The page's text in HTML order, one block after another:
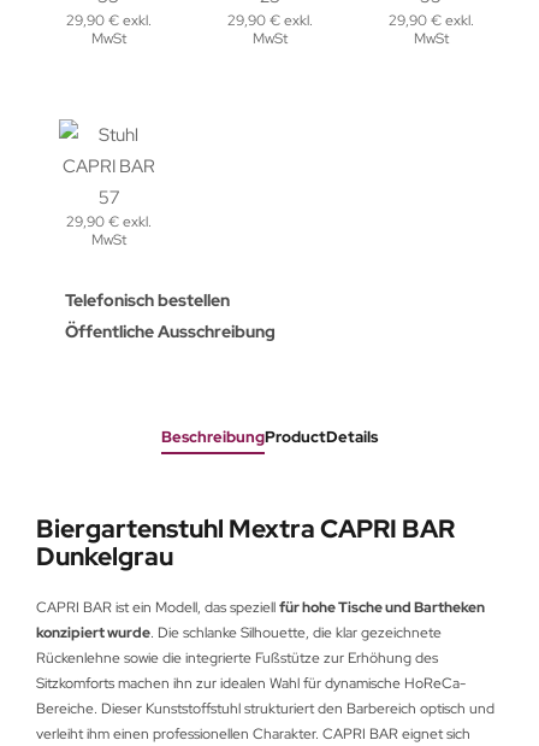
29,90 € exkl.
MwSt
29,90 € exkl.
MwSt
29,90 € exkl.
MwSt
29,90 € exkl.
MwSt
Telefonisch bestellen
Öffentliche Ausschreibung
BeschreibungProductDetails
Biergartenstuhl Mextra CAPRI BAR
Dunkelgrau
CAPRI BAR ist ein Modell, das speziellfür hohe Tische und Bartheken
konzipiert wurde. Die schlanke Silhouette, die klar gezeichnete
Rückenlehne sowie die integrierte Fußstütze zur Erhöhung des
Sitzkomforts machen ihn zur idealen Wahl für dynamische HoReCa-
Bereiche. Dieser Kunststoffstuhl strukturiert den Barbereich optisch und
verleiht ihm einen professionellen Charakter. CAPRI BAR eignet sich